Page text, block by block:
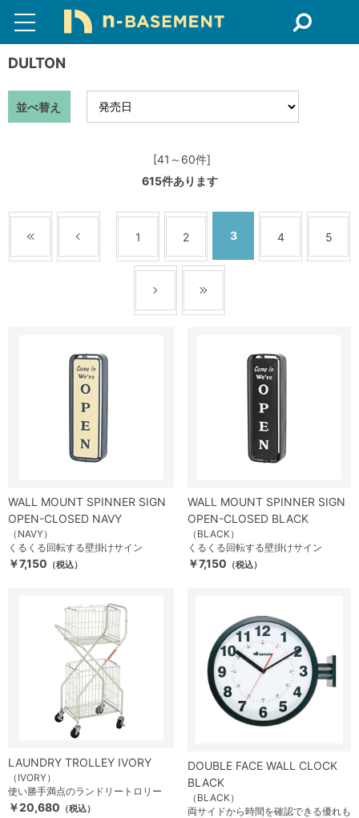
DULTON
並べ替え
[41～60件]
615件あります
1 2 3 4 5
WALL MOUNT SPINNER SIGN
OPEN-CLOSED NAVY
（NAVY）
くるくる回転する壁掛けサイン
￥7,150 （税込）
WALL MOUNT SPINNER SIGN
OPEN-CLOSED BLACK
（BLACK）
くるくる回転する壁掛けサイン
￥7,150 （税込）
LAUNDRY TROLLEY IVORY
（IVORY）
使い勝手満点のランドリートロリー
￥20,680 （税込）
DOUBLE FACE WALL CLOCK
BLACK
（BLACK）
両サイドから時間を確認できる優れも